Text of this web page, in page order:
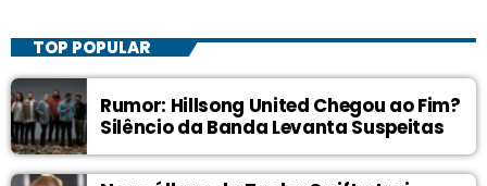
TOP POPULAR
Rumor: Hillsong United Chegou ao Fim?
Silêncio da Banda Levanta Suspeitas